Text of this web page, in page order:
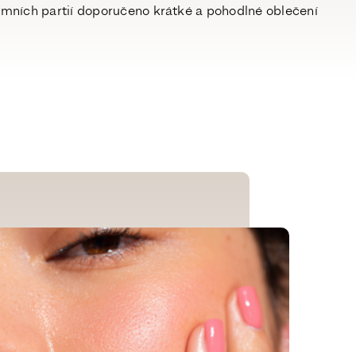
partií doporučeno krátké a pohodlné oblečení